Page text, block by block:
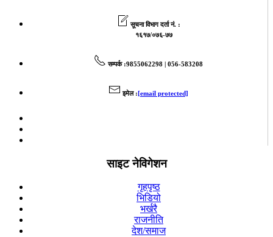
सूचना विभाग दर्ता नं. :
१६१७/०७६-७७
सम्पर्क:9855062298 | 056-583208
इमेल:[email protected]
साइट नेविगेशन
गृहपृष्ठ
भिडियो
भर्खरै
राजनीति
देश/समाज